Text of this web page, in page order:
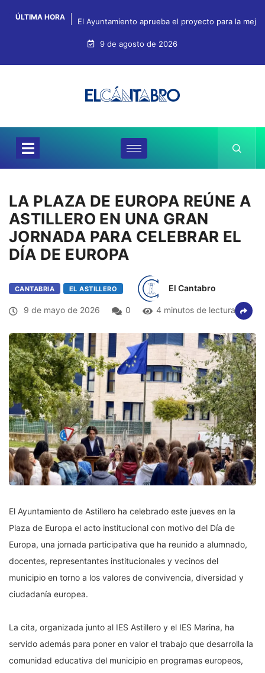
ÚLTIMA HORA El Ayuntamiento aprueba el proyecto para la
9 de agosto de 2026
LA PLAZA DE EUROPA REÚNE A
ASTILLERO EN UNA GRAN
JORNADA PARA CELEBRAR EL
DÍA DE EUROPA
CANTABRIA EL ASTILLERO El Cantabro
9 de mayo de 2026 0 4 minutos de lectura
El Ayuntamiento de Astillero ha celebrado este jueves en la
Plaza de Europa el acto institucional con motivo del Día de
Europa, una jornada participativa que ha reunido a alumnado,
docentes, representantes institucionales y vecinos del
municipio en torno a los valores de convivencia, diversidad y
ciudadanía europea.
La cita, organizada junto al IES Astillero y el IES Marina, ha
servido además para poner en valor el trabajo que desarrolla la
comunidad educativa del municipio en programas europeos,